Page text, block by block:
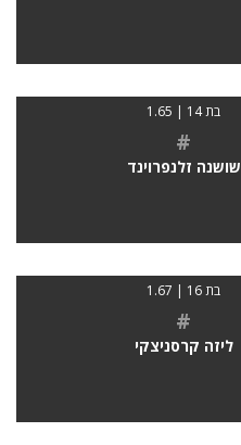
בת 14 | 1.65
#
שושנה זלנפרוינד
בת 16 | 1.67
#
ליזה קרסניצקי